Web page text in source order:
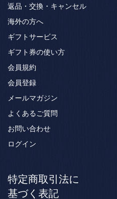
返品・交換・キャンセル
海外の方へ
ギフトサービス
ギフト券の使い方
会員規約
会員登録
メールマガジン
よくあるご質問
お問い合わせ
ログイン
特定商取引法に
基づく表記